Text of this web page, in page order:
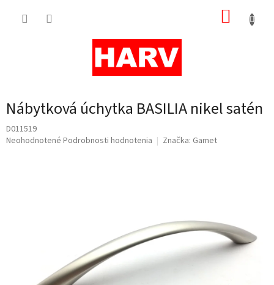
Nábytková úchytka BASILIA nikel satén
D011519
Priemerné
Neohodnotené Podrobnosti hodnotenia Značka: Gamet